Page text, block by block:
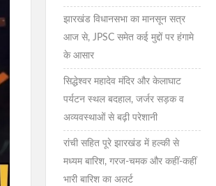
झारखंड विधानसभा का मानसून सत्र
आज से, JPSC समेत कई मुद्दों पर हंगामे
के आसार
सिद्धेश्वर महादेव मंदिर और केलाघाट
पर्यटन स्थल बदहाल, जर्जर सड़क व
अव्यवस्थाओं से बढ़ी परेशानी
रांची सहित पूरे झारखंड में हल्की से
मध्यम बारिश, गरज-चमक और कहीं-कहीं
भारी बारिश का अलर्ट